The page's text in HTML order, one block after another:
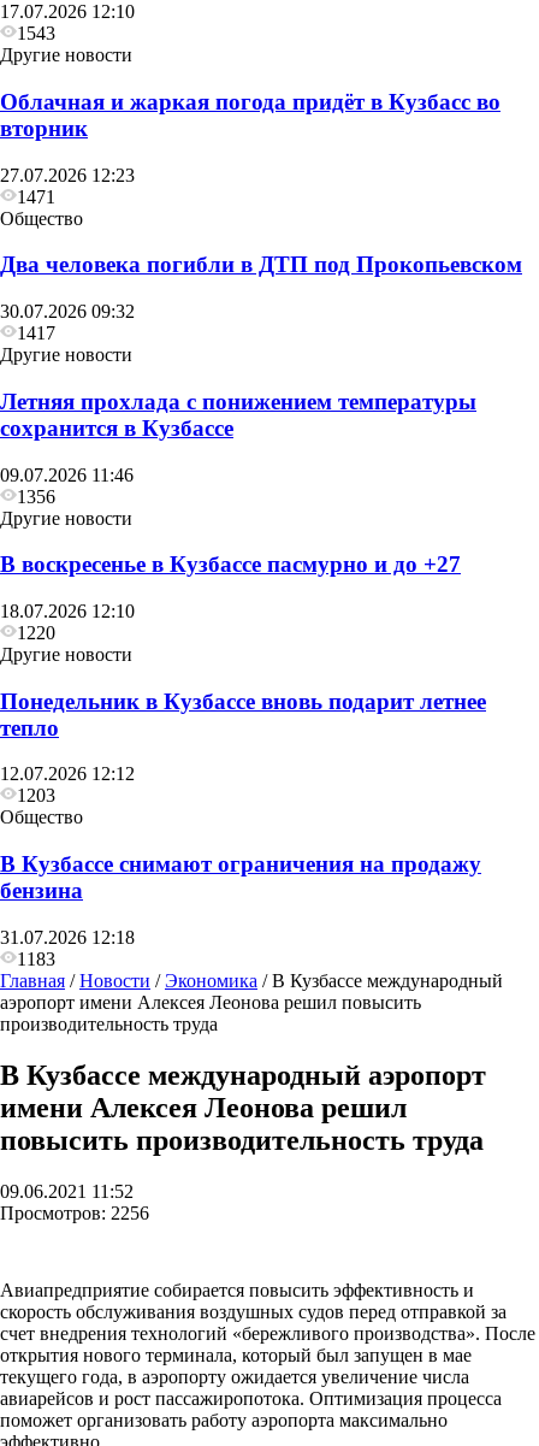
17.07.2026 12:10
1543
Другие новости
Облачная и жаркая погода придёт в Кузбасс во
вторник
27.07.2026 12:23
1471
Общество
Два человека погибли в ДТП под Прокопьевском
30.07.2026 09:32
1417
Другие новости
Летняя прохлада с понижением температуры
сохранится в Кузбассе
09.07.2026 11:46
1356
Другие новости
В воскресенье в Кузбассе пасмурно и до +27
18.07.2026 12:10
1220
Другие новости
Понедельник в Кузбассе вновь подарит летнее
тепло
12.07.2026 12:12
1203
Общество
В Кузбассе снимают ограничения на продажу
бензина
31.07.2026 12:18
1183
Главная /Новости /Экономика /В Кузбассе международный
аэропорт имени Алексея Леонова решил повысить
производительность труда
В Кузбассе международный аэропорт
имени Алексея Леонова решил
повысить производительность труда
09.06.2021 11:52
Просмотров: 2256
Авиапредприятие собирается повысить эффективность и
скорость обслуживания воздушных судов перед отправкой за
счет внедрения технологий «бережливого производства». После
открытия нового терминала, который был запущен в мае
текущего года, в аэропорту ожидается увеличение числа
авиарейсов и рост пассажиропотока. Оптимизация процесса
поможет организовать работу аэропорта максимально
эффективно.